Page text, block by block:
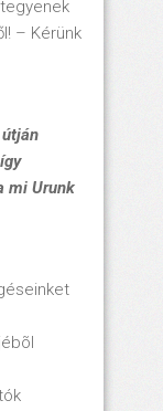
– Kérünk
mi Urunk